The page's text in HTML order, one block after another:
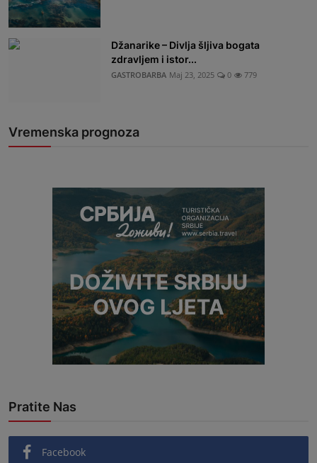
Džanarike – Divlja šljiva bogata
zdravljem i istor...
GASTROBARBA Maj 23, 2025 0 779
Vremenska prognoza
Pratite Nas
Facebook